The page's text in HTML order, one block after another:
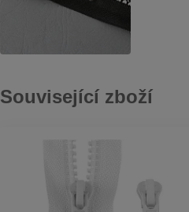
Související zboží